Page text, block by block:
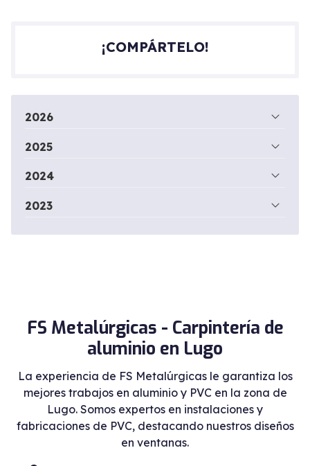
¡COMPÁRTELO!
2026
2025
2024
2023
FS Metalúrgicas - Carpintería de
aluminio en Lugo
La experiencia de FS Metalúrgicas le garantiza los
mejores trabajos en aluminio y PVC en la zona de
Lugo. Somos expertos en instalaciones y
fabricaciones de PVC, destacando nuestros diseños
en ventanas.